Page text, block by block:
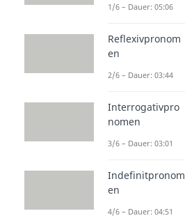
1/6 – Dauer: 05:06
Reflexivpronom
en
2/6 – Dauer: 03:44
Interrogativpro
nomen
3/6 – Dauer: 03:01
Indefinitpronom
en
4/6 – Dauer: 04:51